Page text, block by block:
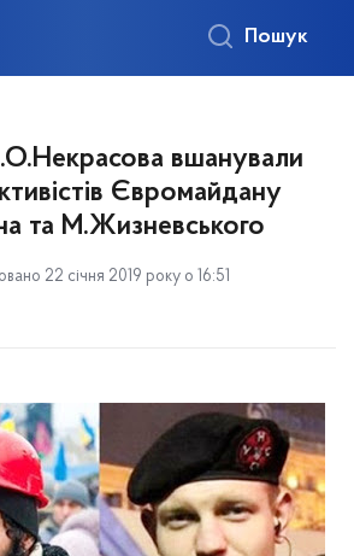
Пошук
вшанували
Євромайдану
та М.Жизневського
22 січня 2019 року о 16:51